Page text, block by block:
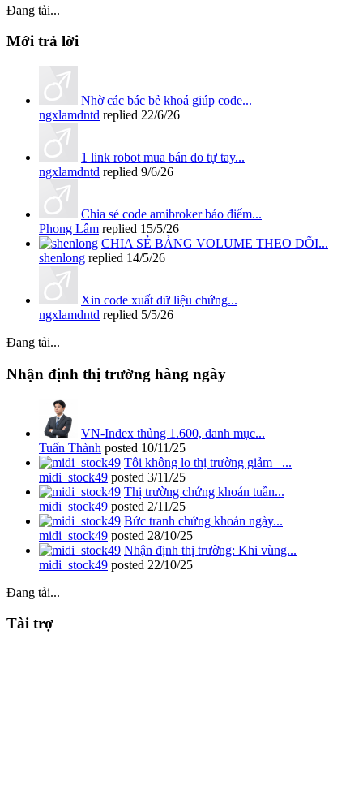
Đang tải...
Mới trả lời
Nhờ các bác bẻ khoá giúp code...
ngxlamdntd replied 22/6/26
1 link robot mua bán do tự tay...
ngxlamdntd replied 9/6/26
Chia sẻ code amibroker báo điểm...
Phong Lâm replied 15/5/26
CHIA SẺ BẢNG VOLUME THEO DÕI...
shenlong replied 14/5/26
Xin code xuất dữ liệu chứng...
ngxlamdntd replied 5/5/26
Đang tải...
Nhận định thị trường hàng ngày
VN-Index thủng 1.600, danh mục...
Tuấn Thành posted 10/11/25
Tôi không lo thị trường giảm –...
midi_stock49 posted 3/11/25
Thị trường chứng khoán tuần...
midi_stock49 posted 2/11/25
Bức tranh chứng khoán ngày...
midi_stock49 posted 28/10/25
Nhận định thị trường: Khi vùng...
midi_stock49 posted 22/10/25
Đang tải...
Tài trợ